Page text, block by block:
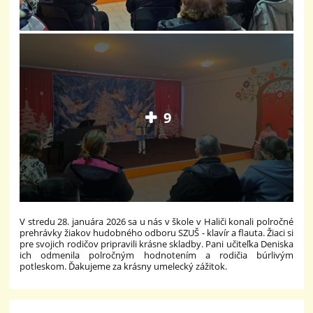
9
V stredu 28. januára 2026 sa u nás v škole v Haliči konali polročné
prehrávky žiakov hudobného odboru SZUŠ - klavír a flauta. Žiaci si
pre svojich rodičov pripravili krásne skladby. Pani učiteľka Deniska
ich odmenila polročným hodnotením a rodičia búrlivým
potleskom. Ďakujeme za krásny umelecký zážitok.